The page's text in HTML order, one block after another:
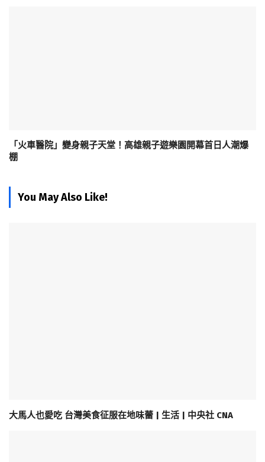
「火車醫院」變身親子天堂！高雄親子遊樂園開幕首日人潮爆
棚
You May Also Like!
大馬人也愛吃 台灣美食征服在地味蕾 | 生活 | 中央社 CNA